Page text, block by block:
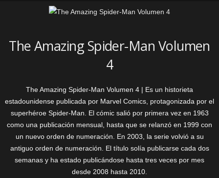
The Amazing Spider-Man Volumen
4
The Amazing Spider-Man Volumen 4 | Es un historieta
estadounidense publicada por Marvel Comics, protagonizada por el
superhéroe Spider-Man. El cómic salió por primera vez en 1963
como una publicación mensual, hasta que se relanzó en 1999 con
un nuevo orden de numeración. En 2003, la serie volvió a su
antiguo orden de numeración. El título solía publicarse cada dos
semanas y ha estado publicándose hasta tres veces por mes
desde 2008 hasta 2010.